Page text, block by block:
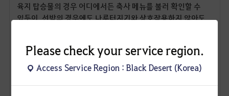
Please check your service region.
Access Service Region : Black Desert (Korea)
육지 탑승물의 경우 어디에서든 축사 메뉴를 불러 확인할 수
있듯이, 선박의 경우에도 나루터지기와 상호작용하지 않아도
주기를 바랍니다. 또 쾌속 순항(특히 에벤루스의 놀 두 번째
쾌속 순항) 시투명벽이나 파티원들이 물에 빠지는 문제도 대체
해결 방안이라도 꼭 마련해주길